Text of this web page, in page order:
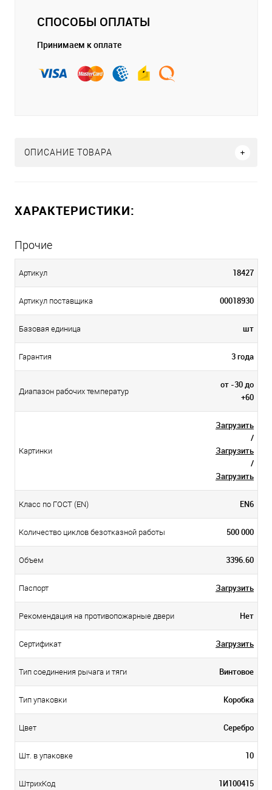
СПОСОБЫ ОПЛАТЫ
Принимаем к оплате
ОПИСАНИЕ ТОВАРА
ХАРАКТЕРИСТИКИ:
Прочие
Артикул 18427
Артикул поставщика 00018930
Базовая единица шт
Гарантия 3 года
Диапазон рабочих температур
от -30 до
+60
Картинки
Загрузить
/
Загрузить
/
Загрузить
Класс по ГОСТ (EN) EN6
Количество циклов безотказной работы 500 000
Объем 3396.60
Паспорт Загрузить
Рекомендация на противопожарные двери Нет
Сертификат Загрузить
Тип соединения рычага и тяги Винтовое
Тип упаковки Коробка
Цвет Серебро
Шт. в упаковке 10
ШтрихКод 1И100415